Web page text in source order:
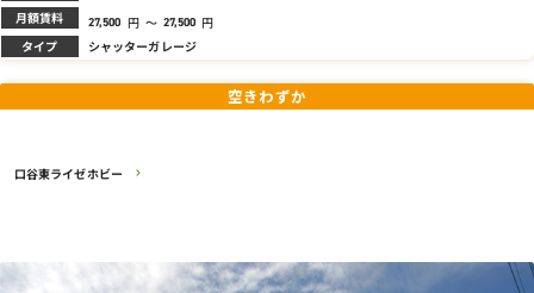
月額賃料 27,500 円 ～ 27,500 円
タイプ シャッターガレージ
口谷東ライゼホビー
空きわずか